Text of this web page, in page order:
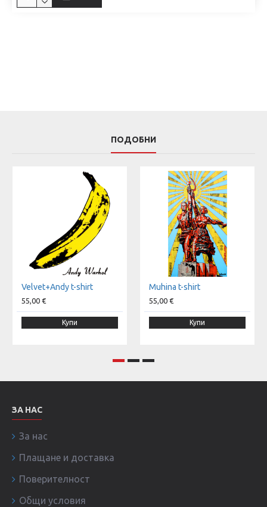
ПОДОБНИ
Velvet+Andy t-shirt
55,00 €
Купи
Muhina t-shirt
55,00 €
Купи
ЗА НАС
За нас
Плащане и доставка
Поверителност
Общи условия